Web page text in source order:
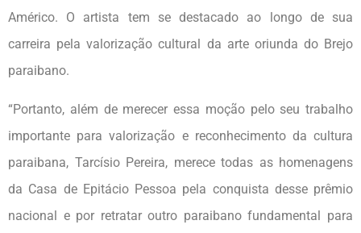
Américo. O artista tem se destacado ao longo de sua
carreira pela valorização cultural da arte oriunda do Brejo
paraibano.
“Portanto, além de merecer essa moção pelo seu trabalho
importante para valorização e reconhecimento da cultura
paraibana, Tarcísio Pereira, merece todas as homenagens
da Casa de Epitácio Pessoa pela conquista desse prêmio
nacional e por retratar outro paraibano fundamental para